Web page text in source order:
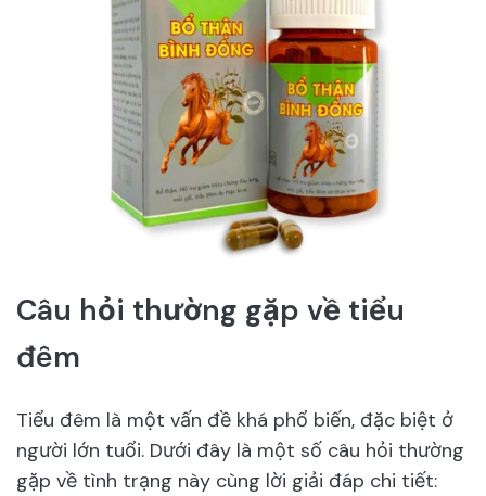
Câu hỏi thường gặp về tiểu
đêm
Tiểu đêm là một vấn đề khá phổ biến, đặc biệt ở
người lớn tuổi. Dưới đây là một số câu hỏi thường
gặp về tình trạng này cùng lời giải đáp chi tiết: